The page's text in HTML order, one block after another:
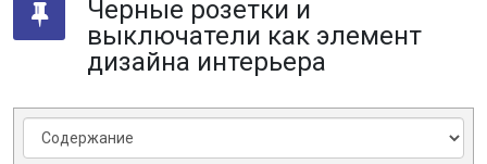
Черные розетки и
выключатели как элемент
дизайна интерьера